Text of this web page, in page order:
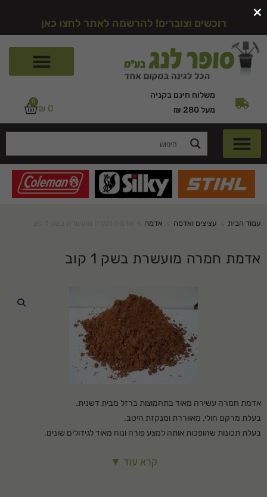
רוכשים וצוברים! להרשמה לאתר לחצו כאן
משלוח חינם בקניה
מעל 280 ₪
₪ 0
0
עמוד הבית עציצים ואדמה אדמה
אדמת חמרה מועשרת בשק 1 קוב
אדמת חמרה עשירה מאוד בתחמוצות ברזל מבית דשנית.
בעלת מרקם חולי, מאווררת ומנקזת היטב.
בעלת תכונות שהופכות אותה למצע פורה ונוח מאוד לגידולים שונים.
קרא עוד ▼
×